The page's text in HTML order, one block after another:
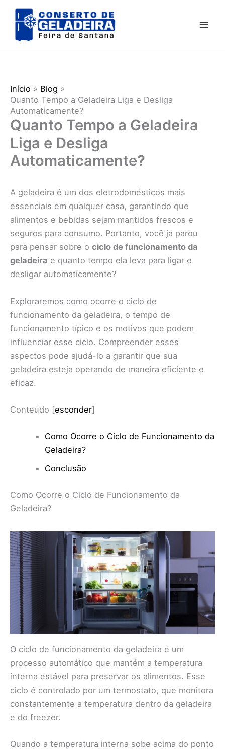
para
Início
Blog
Quanto Tempo a Geladeira Liga e Desliga
Automaticamente?
Quanto Tempo a Geladeira
Liga e Desliga
Automaticamente?
A geladeira é um dos eletrodomésticos mais
essenciais em qualquer casa, garantindo que
alimentos e bebidas sejam mantidos frescos e
seguros para consumo. Portanto, você já parou
para pensar sobre o ciclo de funcionamento da
geladeira e quanto tempo ela leva para ligar e
desligar automaticamente?
Exploraremos como ocorre o ciclo de
funcionamento da geladeira, o tempo de
funcionamento típico e os motivos que podem
influenciar esse ciclo. Compreender esses
aspectos pode ajudá-lo a garantir que sua
geladeira esteja operando de maneira eficiente e
eficaz.
Conteúdo [esconder]
Como Ocorre o Ciclo de Funcionamento da
Geladeira?
Conclusão
Como Ocorre o Ciclo de Funcionamento da
Geladeira?
O ciclo de funcionamento da geladeira é um
processo automático que mantém a temperatura
interna estável para preservar os alimentos. Esse
ciclo é controlado por um termostato, que monitora
constantemente a temperatura dentro da geladeira
e do freezer.
Quando a temperatura interna sobe acima do ponto